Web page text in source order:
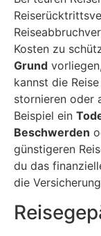
Kosten zu
Grund
kannst die
stornieren oder
Beispiel ein
Beschwerden
günstigeren
du das
die